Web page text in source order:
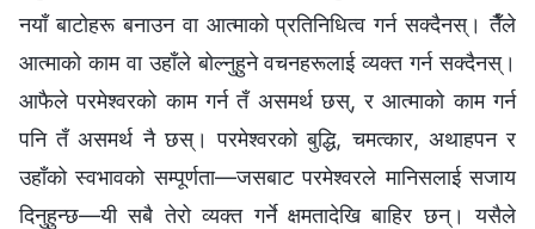
नयाँ बाटोहरू बनाउन वा आत्माको प्रतिनिधित्व गर्न सक्दैनस्। तैँले
आत्माको काम वा उहाँले बोल्नुहुने वचनहरूलाई व्यक्त गर्न सक्दैनस्।
आफैले परमेश्‍वरको काम गर्न तँ असमर्थ छस्, र आत्माको काम गर्न
पनि तँ असमर्थ नै छस्। परमेश्‍वरको बुद्धि, चमत्कार, अथाहपन र
उहाँको स्वभावको सम्पूर्णता—जसबाट परमेश्‍वरले मानिसलाई सजाय
दिनुहुन्छ—यी सबै तेरो व्यक्त गर्ने क्षमतादेखि बाहिर छन्। यसैले